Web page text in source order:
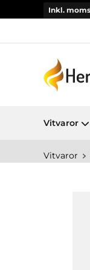
Inkl. moms
Vitvaror
Vitvaror